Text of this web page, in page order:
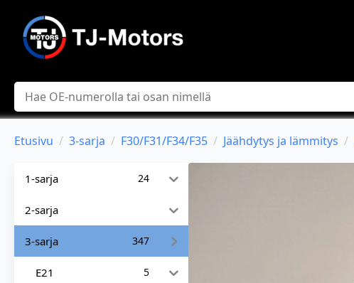
Hae
Etusivu 3-sarja F30/F31/F34/F35 Jäähdytys ja lämmitys
1-sarja 24
2-sarja
3-sarja 347
E21 5